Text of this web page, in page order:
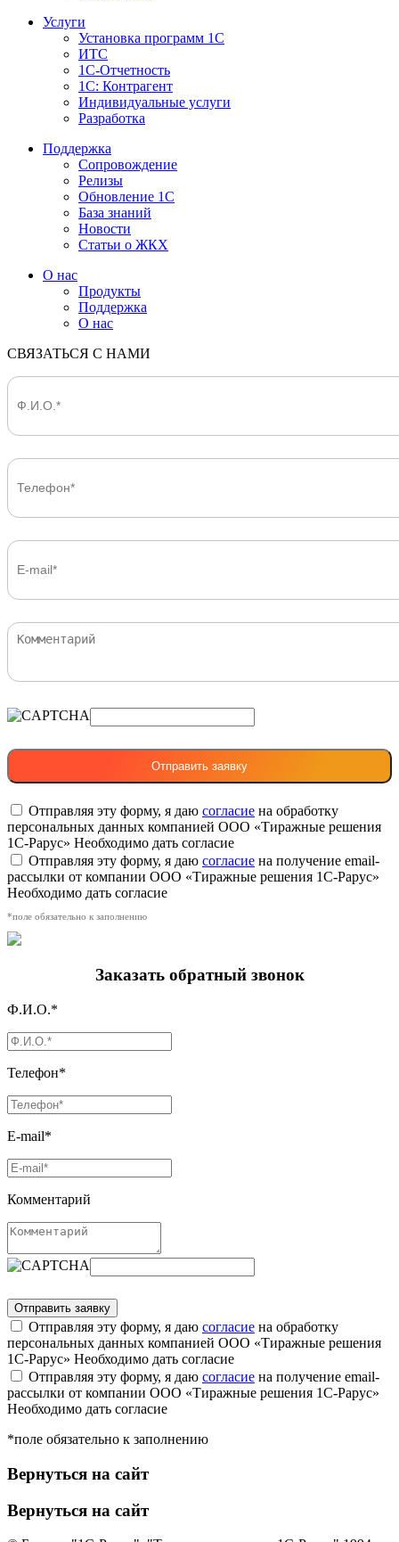
Услуги
Установка программ 1С
ИТС
1С-Отчетность
1С: Контрагент
Индивидуальные услуги
Разработка
Поддержка
Сопровождение
Релизы
Обновление 1С
База знаний
Новости
Статьи о ЖКХ
О нас
Продукты
Поддержка
О нас
СВЯЗАТЬСЯ С НАМИ
Отправляя эту форму, я даю согласие на обработку
персональных данных компанией ООО «Тиражные решения
1С-Рарус» Необходимо дать согласие
Отправляя эту форму, я даю согласие на получение email-
рассылки от компании ООО «Тиражные решения 1С-Рарус»
Необходимо дать согласие
*поле обязательно к заполнению
Заказать обратный звонок
Ф.И.О.*
Телефон*
E-mail*
Комментарий
Отправляя эту форму, я даю согласие на обработку
персональных данных компанией ООО «Тиражные решения
1С-Рарус» Необходимо дать согласие
Отправляя эту форму, я даю согласие на получение email-
рассылки от компании ООО «Тиражные решения 1С-Рарус»
Необходимо дать согласие
*поле обязательно к заполнению
Вернуться на сайт
Вернуться на сайт